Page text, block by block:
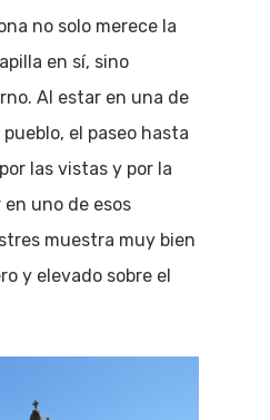
no solo merece la
en sí, sino
Al estar en una de
el paseo hasta
las vistas y por la
uno de esos
muestra muy bien
y elevado sobre el